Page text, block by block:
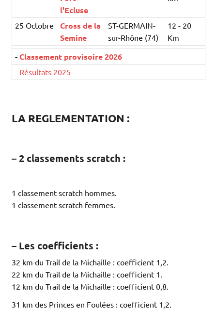
l'Ecluse
25 Octobre
Cross de la
Semine
ST-GERMAIN-
sur-Rhône (74)
12 - 20
Km
-Classement provisoire 2026
- Résultats 2025
LA REGLEMENTATION :
– 2 classements scratch :
1 classement scratch hommes.
1 classement scratch femmes.
– Les coefficients :
32 km du Trail de la Michaille : coefficient 1,2.
22 km du Trail de la Michaille : coefficient 1.
12 km du Trail de la Michaille : coefficient 0,8.
31 km des Princes en Foulées : coefficient 1,2.